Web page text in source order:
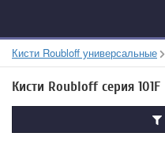
Кисти Roubloff универсальные
Кисти Roubloff серия 101F